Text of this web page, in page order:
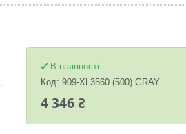
В наявності
Код: 909-XL3560 (500) GRAY
4 346 ₴